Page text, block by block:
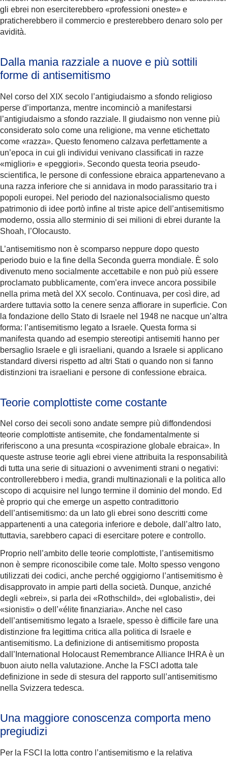
gli ebrei non eserciterebbero «professioni oneste» e
praticherebbero il commercio e presterebbero denaro solo per
avidità.
Dalla mania razziale a nuove e più sottili
forme di antisemitismo
Nel corso del XIX secolo l’antigiudaismo a sfondo religioso
perse d’importanza, mentre incominciò a manifestarsi
l’antigiudaismo a sfondo razziale. Il giudaismo non venne più
considerato solo come una religione, ma venne etichettato
come «razza». Questo fenomeno calzava perfettamente a
un’epoca in cui gli individui venivano classificati in razze
«migliori» e «peggiori». Secondo questa teoria pseudo-
scientifica, le persone di confessione ebraica appartenevano a
una razza inferiore che si annidava in modo parassitario tra i
popoli europei. Nel periodo del nazionalsocialismo questo
patrimonio di idee portò infine al triste apice dell’antisemitismo
moderno, ossia allo sterminio di sei milioni di ebrei durante la
Shoah, l’Olocausto.
L’antisemitismo non è scomparso neppure dopo questo
periodo buio e la fine della Seconda guerra mondiale. È solo
divenuto meno socialmente accettabile e non può più essere
proclamato pubblicamente, com’era invece ancora possibile
nella prima metà del XX secolo. Continuava, per così dire, ad
ardere tuttavia sotto la cenere senza affiorare in superficie. Con
la fondazione dello Stato di Israele nel 1948 ne nacque un’altra
forma: l’antisemitismo legato a Israele. Questa forma si
manifesta quando ad esempio stereotipi antisemiti hanno per
bersaglio Israele e gli israeliani, quando a Israele si applicano
standard diversi rispetto ad altri Stati o quando non si fanno
distinzioni tra israeliani e persone di confessione ebraica.
Teorie complottiste come costante
Nel corso dei secoli sono andate sempre più diffondendosi
teorie complottiste antisemite, che fondamentalmente si
riferiscono a una presunta «cospirazione globale ebraica». In
queste astruse teorie agli ebrei viene attribuita la responsabilità
di tutta una serie di situazioni o avvenimenti strani o negativi:
controllerebbero i media, grandi multinazionali e la politica allo
scopo di acquisire nel lungo termine il dominio del mondo. Ed
è proprio qui che emerge un aspetto contradittorio
dell’antisemitismo: da un lato gli ebrei sono descritti come
appartenenti a una categoria inferiore e debole, dall’altro lato,
tuttavia, sarebbero capaci di esercitare potere e controllo.
Proprio nell’ambito delle teorie complottiste, l’antisemitismo
non è sempre riconoscibile come tale. Molto spesso vengono
utilizzati dei codici, anche perché oggigiorno l’antisemitismo è
disapprovato in ampie parti della società. Dunque, anziché
degli «ebrei», si parla dei «Rothschild», dei «globalisti», dei
«sionisti» o dell’«élite finanziaria». Anche nel caso
dell’antisemitismo legato a Israele, spesso è difficile fare una
distinzione fra legittima critica alla politica di Israele e
antisemitismo. La definizione di antisemitismo proposta
dall’International Holocaust Remembrance Alliance IHRA è un
buon aiuto nella valutazione. Anche la FSCI adotta tale
definizione in sede di stesura del rapporto sull’antisemitismo
nella Svizzera tedesca.
Una maggiore conoscenza comporta meno
pregiudizi
Per la FSCI la lotta contro l’antisemitismo e la relativa